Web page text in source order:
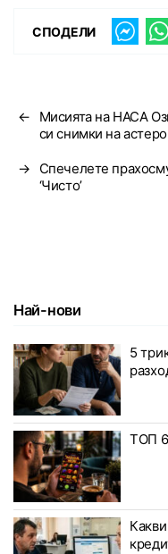
СПОДЕЛИ
←
Мисията на НАСА
си снимки на
→
Спечелете
‘Чисто’
Най-нови
5
ТОП 6